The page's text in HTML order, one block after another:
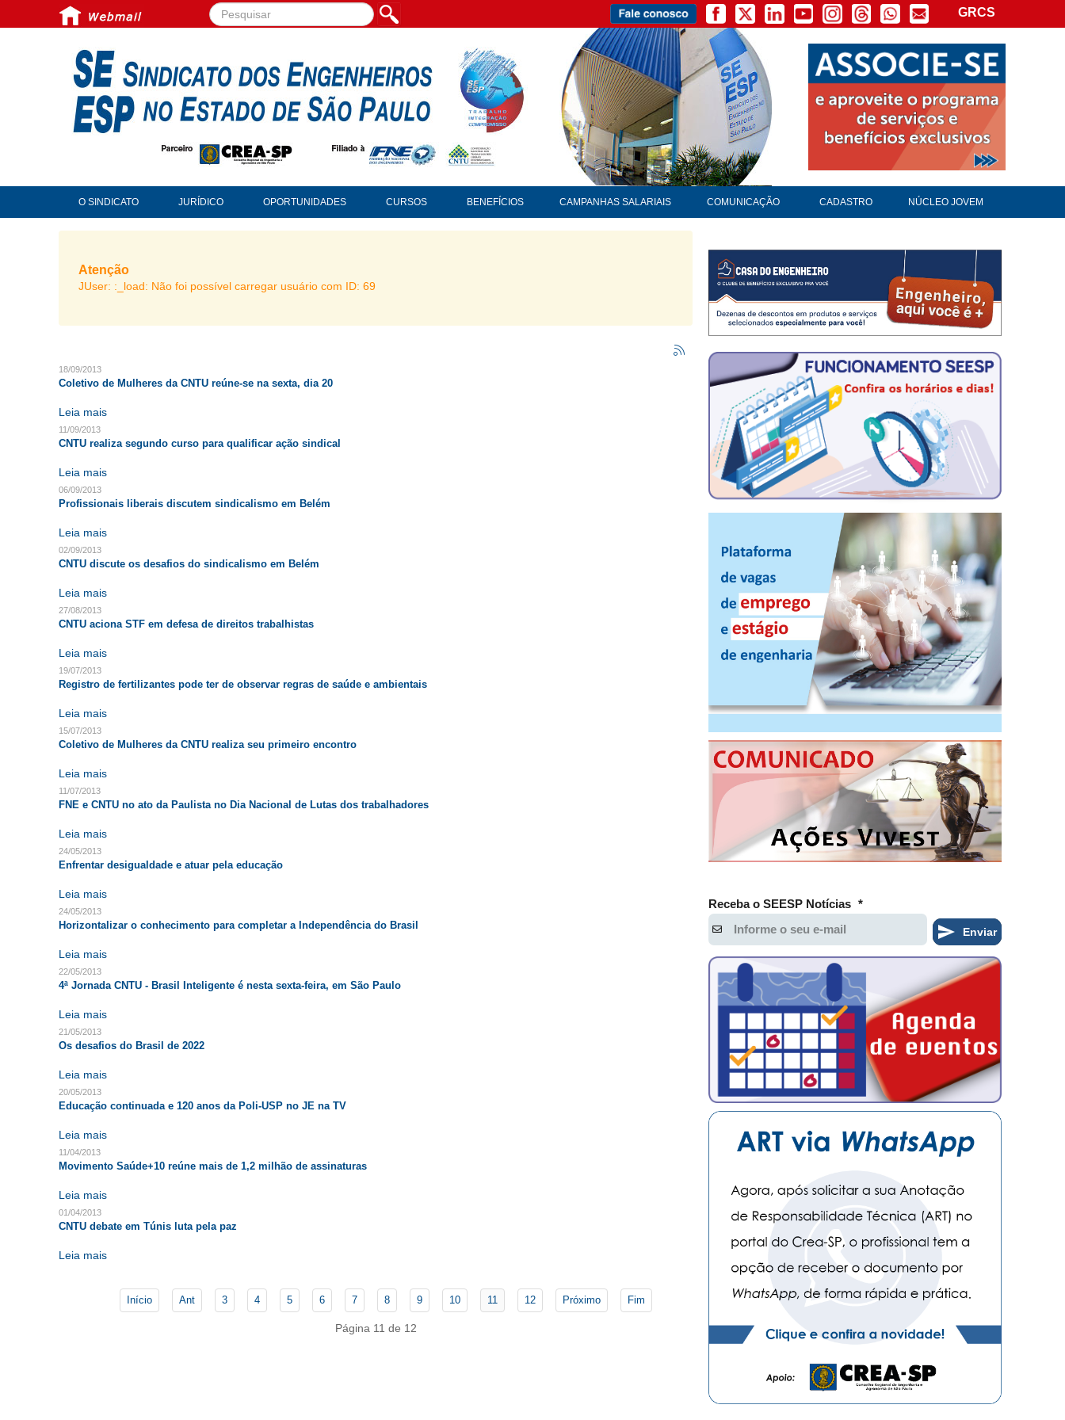
Pesquisar... GRCS
O SINDICATO JURÍDICO OPORTUNIDADES CURSOS BENEFÍCIOS CAMPANHAS SALARIAIS COMUNICAÇÃO CADASTRO NÚCLEO JOVEM
Atenção
JUser: :_load: Não foi possível carregar usuário com ID: 69
18/09/2013
Coletivo de Mulheres da CNTU reúne-se na sexta, dia 20
Leia mais
11/09/2013
CNTU realiza segundo curso para qualificar ação sindical
Leia mais
06/09/2013
Profissionais liberais discutem sindicalismo em Belém
Leia mais
02/09/2013
CNTU discute os desafios do sindicalismo em Belém
Leia mais
27/08/2013
CNTU aciona STF em defesa de direitos trabalhistas
Leia mais
19/07/2013
Registro de fertilizantes pode ter de observar regras de saúde e ambientais
Leia mais
15/07/2013
Coletivo de Mulheres da CNTU realiza seu primeiro encontro
Leia mais
11/07/2013
FNE e CNTU no ato da Paulista no Dia Nacional de Lutas dos trabalhadores
Leia mais
24/05/2013
Enfrentar desigualdade e atuar pela educação
Leia mais
24/05/2013
Horizontalizar o conhecimento para completar a Independência do Brasil
Leia mais
22/05/2013
4ª Jornada CNTU - Brasil Inteligente é nesta sexta-feira, em São Paulo
Leia mais
21/05/2013
Os desafios do Brasil de 2022
Leia mais
20/05/2013
Educação continuada e 120 anos da Poli-USP no JE na TV
Leia mais
11/04/2013
Movimento Saúde+10 reúne mais de 1,2 milhão de assinaturas
Leia mais
01/04/2013
CNTU debate em Túnis luta pela paz
Leia mais
Início Ant 3 4 5 6 7 8 9 10 11 12 Próximo Fim
Página 11 de 12
Receba o SEESP Notícias *
Enviar